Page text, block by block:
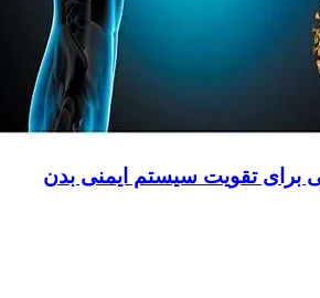
برای تقویت سیستم ایمنی بدن